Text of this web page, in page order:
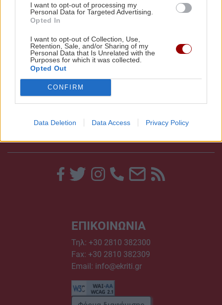
I want to opt-out of processing my
Personal Data for Targeted Advertising.
Opted In
I want to opt-out of Collection, Use,
Retention, Sale, and/or Sharing of my
Personal Data that Is Unrelated with the
Purposes for which it was collected.
Opted Out
CONFIRM
Data Deletion Data Access Privacy Policy
18:49 | 10/11/2015
ΕΠΙΚΟΙΝΩΝΙΑ
Τηλ: +30 2810 382300
Fax: +30 2810 382309
Email: info@ekriti.gr